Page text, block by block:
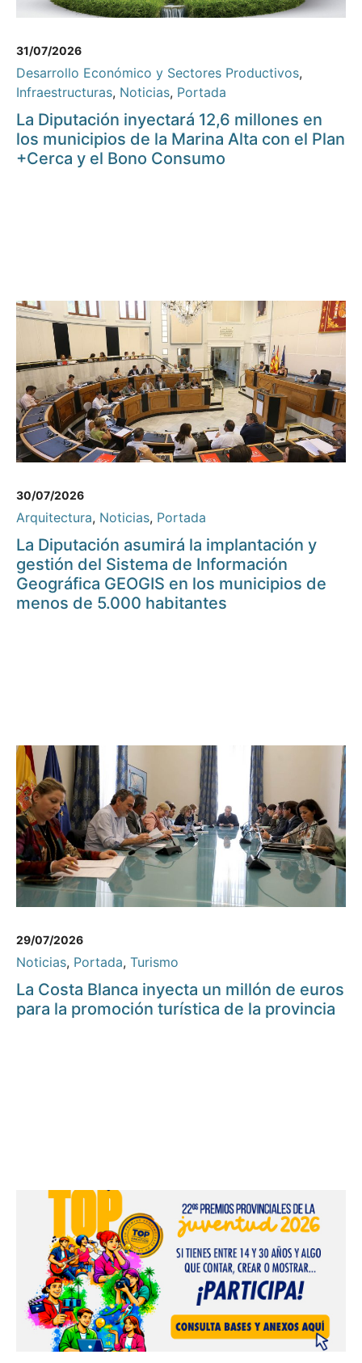
31/07/2026
Desarrollo Económico y Sectores Productivos,
Infraestructuras, Noticias, Portada
La Diputación inyectará 12,6 millones en
los municipios de la Marina Alta con el Plan
+Cerca y el Bono Consumo
30/07/2026
Arquitectura, Noticias, Portada
La Diputación asumirá la implantación y
gestión del Sistema de Información
Geográfica GEOGIS en los municipios de
menos de 5.000 habitantes
29/07/2026
Noticias, Portada, Turismo
La Costa Blanca inyecta un millón de euros
para la promoción turística de la provincia